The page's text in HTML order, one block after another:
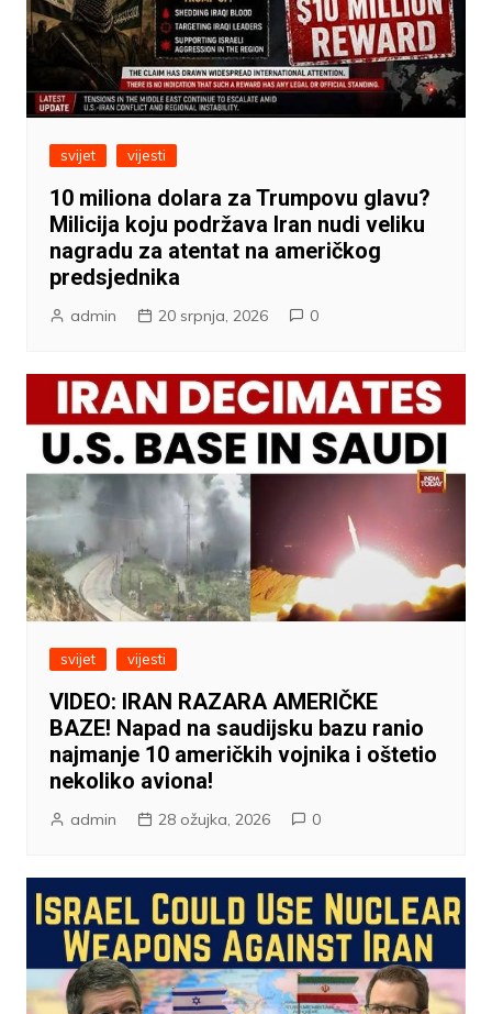
svijet vijesti
10 miliona dolara za Trumpovu glavu?
Milicija koju podržava Iran nudi veliku
nagradu za atentat na američkog
predsjednika
admin 20 srpnja, 2026 0
svijet vijesti
VIDEO: IRAN RAZARA AMERIČKE
BAZE! Napad na saudijsku bazu ranio
najmanje 10 američkih vojnika i oštetio
nekoliko aviona!
admin 28 ožujka, 2026 0